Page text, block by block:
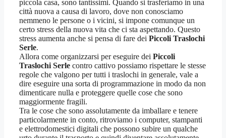
piccola casa, sono tantissimi. Quando si trasferiamo in una
città nuova a causa di lavoro, dove non conosciamo
nemmeno le persone o i vicini, si impone comunque un
certo stress della nuova vita che ci sta aspettando. Questo
stress aumenta anche si pensa di fare dei Piccoli Traslochi
Serle.
Allora come organizzarsi per eseguire dei Piccoli
Traslochi Serle contro cattivo possiamo rispettare le stesse
regole che valgono per tutti i traslochi in generale, vale a
dire eseguire una sorta di programmazione in modo da non
dimenticare nulla e proteggere quelle cose che sono
maggiormente fragili.
Tra le cose che sono assolutamente da imballare e tenere
particolarmente in conto, ritroviamo i computer, stampanti
e elettrodomestici digitali che possono subire un qualche